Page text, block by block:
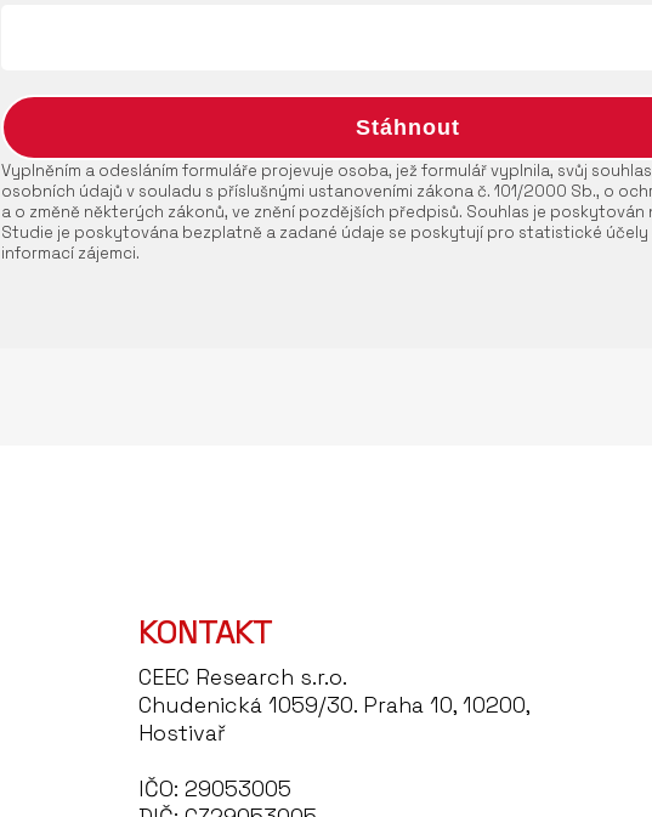
Vyplněním a odesláním formuláře projevuje osoba, jež formulář vyplnila, svůj
osobních údajů v souladu s příslušnými ustanoveními zákona č. 101/2000 Sb., o
a o změně některých zákonů, ve znění pozdějších předpisů. Souhlas je
Studie je poskytována bezplatně a zadané údaje se poskytují pro statistické účely
informací zájemci.
KONTAKT
CEEC Research s.r.o.
Chudenická 1059/30. Praha 10, 10200,
Hostivař
IČO: 29053005